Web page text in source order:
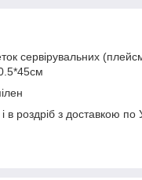
сервірувальних
в роздріб з доставкою по